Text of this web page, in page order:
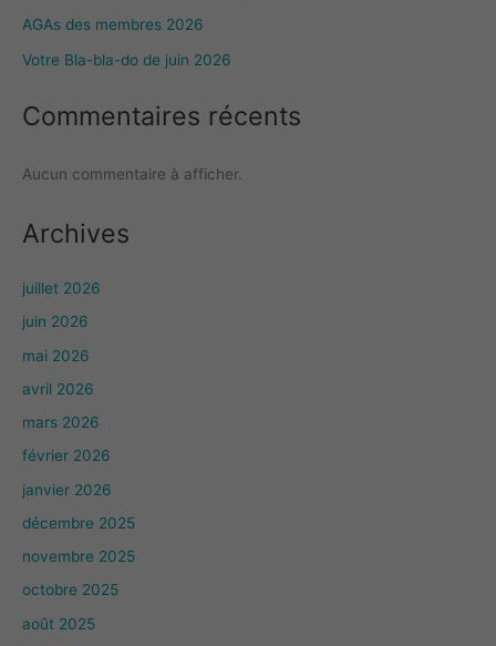
AGAs des membres 2026
Votre Bla-bla-do de juin 2026
Commentaires récents
Aucun commentaire à afficher.
Archives
juillet 2026
juin 2026
mai 2026
avril 2026
mars 2026
février 2026
janvier 2026
décembre 2025
novembre 2025
octobre 2025
août 2025